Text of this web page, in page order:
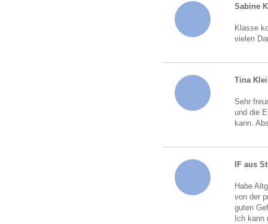
Sabine
Klasse
vielen
Tina
Sehr
und die
kann.
IF aus
Habe
von der
guten
Ich kann